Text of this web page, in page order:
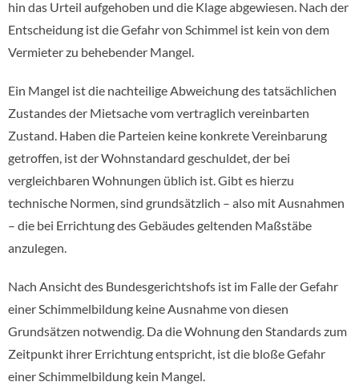
hin das Urteil aufgehoben und die Klage abgewiesen. Nach der
Entscheidung ist die Gefahr von Schimmel ist kein von dem
Vermieter zu behebender Mangel.
Ein Mangel ist die nachteilige Abweichung des tatsächlichen
Zustandes der Mietsache vom vertraglich vereinbarten
Zustand. Haben die Parteien keine konkrete Vereinbarung
getroffen, ist der Wohnstandard geschuldet, der bei
vergleichbaren Wohnungen üblich ist. Gibt es hierzu
technische Normen, sind grundsätzlich – also mit Ausnahmen
– die bei Errichtung des Gebäudes geltenden Maßstäbe
anzulegen.
Nach Ansicht des Bundesgerichtshofs ist im Falle der Gefahr
einer Schimmelbildung keine Ausnahme von diesen
Grundsätzen notwendig. Da die Wohnung den Standards zum
Zeitpunkt ihrer Errichtung entspricht, ist die bloße Gefahr
einer Schimmelbildung kein Mangel.